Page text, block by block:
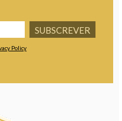
SUBSCREVER
Policy